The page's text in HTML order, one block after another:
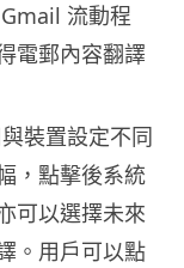
流動程
電郵內容翻譯
裝置設定不同
，點擊後系統
可以選擇未來
。用戶可以點